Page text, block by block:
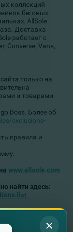
коллекций
беговых
AllSole
Доставка
работает с
Converse, Vans,
только на
и товарами
Boss. Более об
exclusions-
правила и
www.allsole.com
найти здесь:
st
Откройте